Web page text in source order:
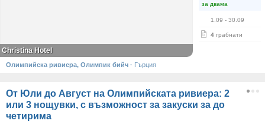
за двама
1.09 - 30.09
4 грабнати
Christina Hotel
Олимпийска ривиера, Олимпик бийч · Гърция
От Юли до Август на Олимпийската ривиера: 2
или 3 нощувки, с възможност за закуски за до
четирима